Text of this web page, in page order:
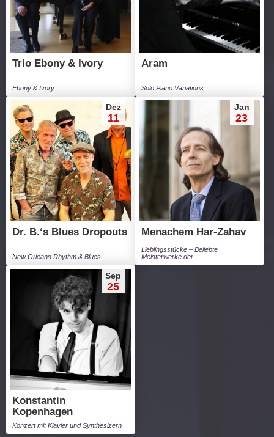
Trio Ebony & Ivory
Ebony & Ivory
Aram
Solo Piano Variations
Dez
11
Dr. B.‘s Blues Dropouts
New Orleans Rhythm & Blues
Jan
23
Menachem Har-Zahav
Lieblingsstücke – Beliebte
Meisterwerke der...
Sep
25
Konstantin
Kopenhagen
Konzert mit Klavier und Synthesizern